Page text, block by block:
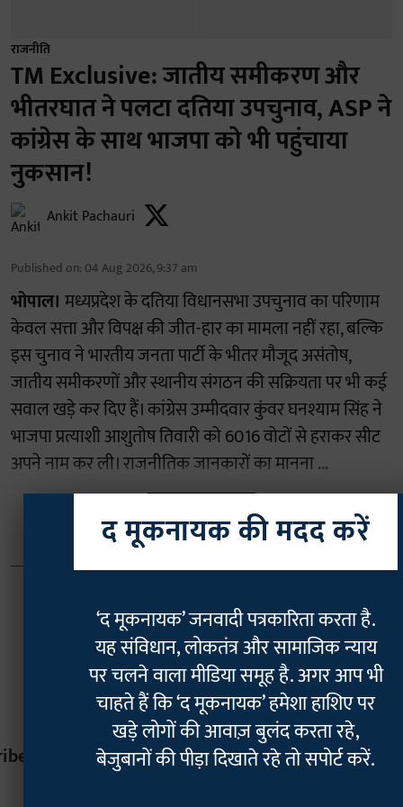
राजनीति
TM Exclusive: जातीय समीकरण और
भीतरघात ने पलटा दतिया उपचुनाव, ASP ने
कांग्रेस के साथ भाजपा को भी पहुंचाया
नुकसान!
Ankit Pachauri
Published on: 04 Aug 2026, 9:37 am
भोपाल। मध्यप्रदेश के दतिया विधानसभा उपचुनाव का परिणाम
केवल सत्ता और विपक्ष की जीत-हार का मामला नहीं रहा, बल्कि
इस चुनाव ने भारतीय जनता पार्टी के भीतर मौजूद असंतोष,
जातीय समीकरणों और स्थानीय संगठन की सक्रियता पर भी कई
सवाल खड़े कर दिए हैं। कांग्रेस उम्मीदवार कुंवर घनश्याम सिंह ने
भाजपा प्रत्याशी आशुतोष तिवारी को 6016 वोटों से हराकर सीट
अपने नाम कर ली। राजनीतिक जानकारों का मानना ...
द मूकनायक की मदद करें
‘द मूकनायक’ जनवादी पत्रकारिता करता है.
यह संविधान, लोकतंत्र और सामाजिक न्याय
पर चलने वाला मीडिया समूह है. अगर आप भी
चाहते हैं कि ‘द मूकनायक’ हमेशा हाशिए पर
खड़े लोगों की आवाज़ बुलंद करता रहे,
बेजुबानों की पीड़ा दिखाते रहे तो सपोर्ट करें.